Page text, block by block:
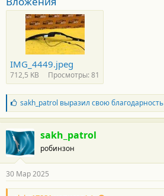
IMG_4449.jpeg
712,5 KB Просмотры: 81
Б
л
а
г
о
д
а
н
о
sakh_patrol выразил свою благодарность
sakh_patrol
робинзон
30 Мар 2025